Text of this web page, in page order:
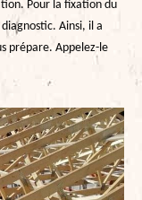
Pour la fixation du
Ainsi, il a
prépare. Appelez-le